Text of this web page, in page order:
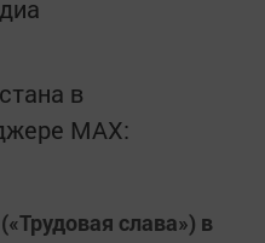
в
MАХ:
слава») в